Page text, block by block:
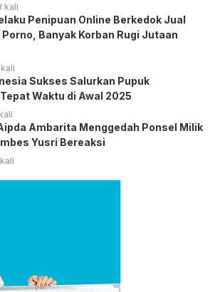
kali
Penipuan Online Berkedok Jual
Banyak Korban Rugi Jutaan
Sukses Salurkan Pupuk
Waktu di Awal 2025
Ambarita Menggedah Ponsel Milik
Yusri Bereaksi